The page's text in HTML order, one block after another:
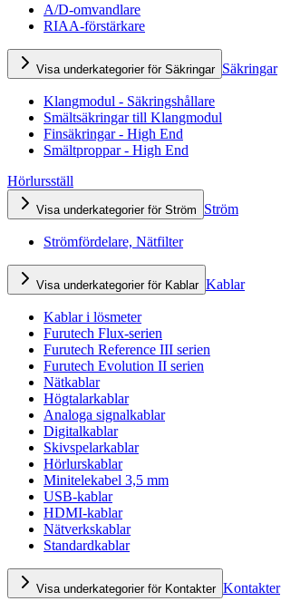
A/D-omvandlare
RIAA-förstärkare
Visa underkategorier för Säkringar Säkringar
Klangmodul - Säkringshållare
Smältsäkringar till Klangmodul
Finsäkringar - High End
Smältproppar - High End
Hörlursställ
Visa underkategorier för Ström Ström
Strömfördelare, Nätfilter
Visa underkategorier för Kablar Kablar
Kablar i lösmeter
Furutech Flux-serien
Furutech Reference III serien
Furutech Evolution II serien
Nätkablar
Högtalarkablar
Analoga signalkablar
Digitalkablar
Skivspelarkablar
Hörlurskablar
Minitelekabel 3,5 mm
USB-kablar
HDMI-kablar
Nätverkskablar
Standardkablar
Visa underkategorier för Kontakter Kontakter